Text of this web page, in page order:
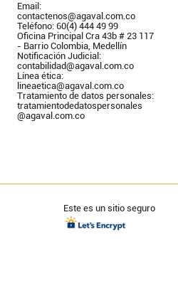
Email:
contactenos@agaval.com.co
Teléfono: 60(4) 444 49 99
Oficina Principal Cra 43b # 23 117
- Barrio Colombia, Medellín
Notificación Judicial:
contabilidad@agaval.com.co
Línea ética:
lineaetica@agaval.com.co
Tratamiento de datos personales:
tratamientodedatospersonales
@agaval.com.co
Este es un sitio seguro